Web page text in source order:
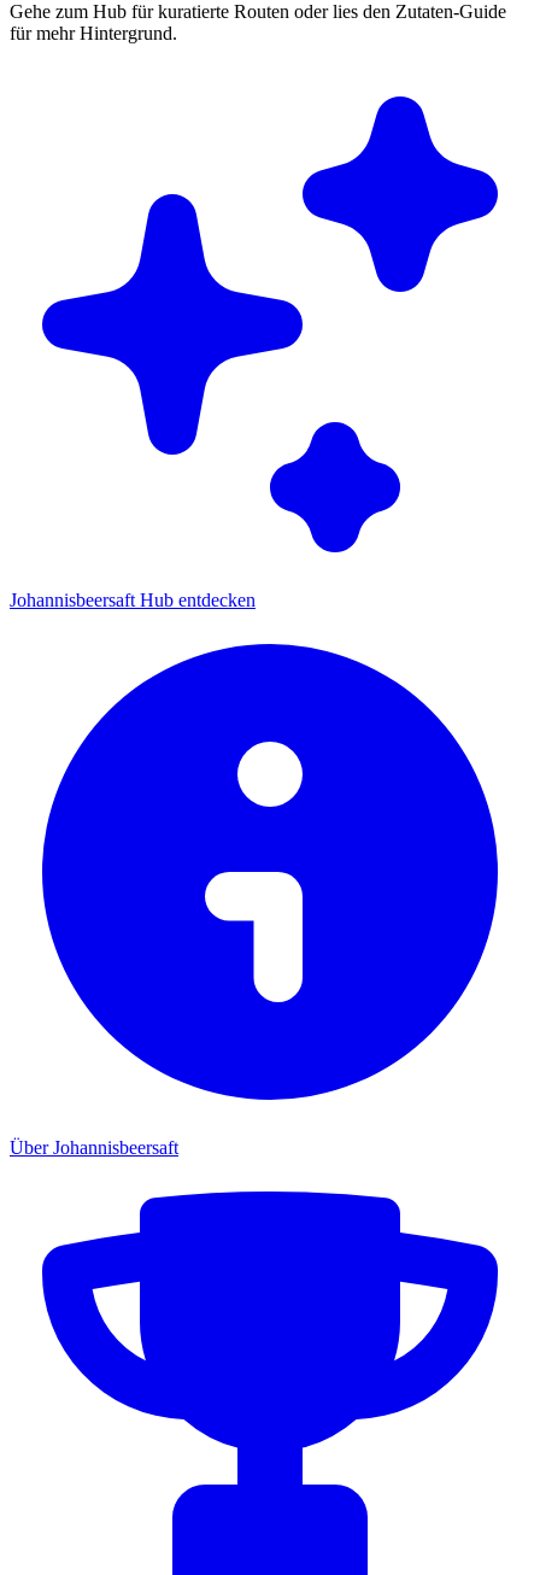
Gehe zum Hub für kuratierte Routen oder lies den Zutaten-Guide
für mehr Hintergrund.
Johannisbeersaft Hub entdecken
Über Johannisbeersaft